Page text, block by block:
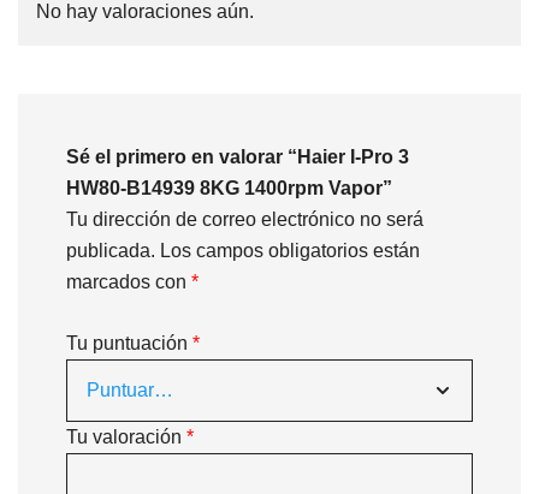
No hay valoraciones aún.
Sé el primero en valorar “Haier I-Pro 3
HW80-B14939 8KG 1400rpm Vapor”
Tu dirección de correo electrónico no será
publicada. Los campos obligatorios están
marcados con *
Tu puntuación *
Tu valoración *